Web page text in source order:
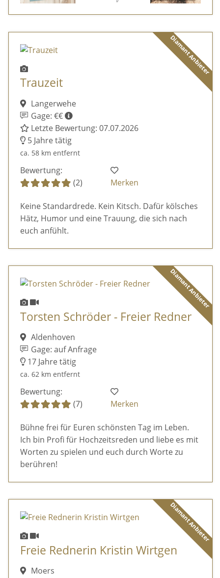
Diamant Anbieter
Trauzeit
Langerwehe
Gage: €€
Letzte Bewertung: 07.07.2026
5 Jahre tätig
ca. 58 km entfernt
Bewertung:
(2)
Merken
Keine Standardrede. Kein Kitsch. Dafür kölsches
Hätz, Humor und eine Trauung, die sich nach
euch anfühlt.
Diamant Anbieter
Torsten Schröder - Freier Redner
Aldenhoven
Gage: auf Anfrage
17 Jahre tätig
ca. 62 km entfernt
Bewertung:
(7)
Merken
Bühne frei für Euren schönsten Tag im Leben.
Ich bin Profi für Hochzeitsreden und liebe es mit
Worten zu spielen und euch durch Worte zu
berühren!
Diamant Anbieter
Freie Rednerin Kristin Wirtgen
Moers